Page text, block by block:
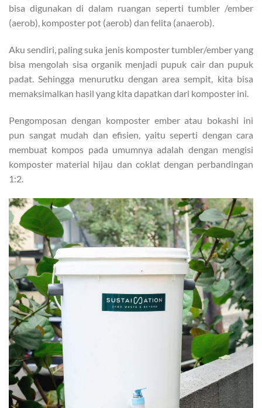
bisa digunakan di dalam ruangan seperti tumbler /ember
(aerob), komposter pot (aerob) dan felita (anaerob).
Aku sendiri, paling suka jenis komposter tumbler/ember yang
bisa mengolah sisa organik menjadi pupuk cair dan pupuk
padat. Sehingga menurutku dengan area sempit, kita bisa
memaksimalkan hasil yang kita dapatkan dari komposter ini.
Pengomposan dengan komposter ember atau bokashi ini
pun sangat mudah dan efisien, yaitu seperti dengan cara
membuat kompos pada umumnya adalah dengan mengisi
komposter material hijau dan coklat dengan perbandingan
1:2.